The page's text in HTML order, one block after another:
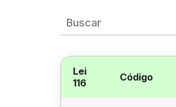
Lei
116
Código